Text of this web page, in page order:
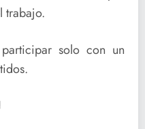
trabajo.
solo con un